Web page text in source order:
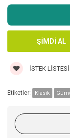
İSTEK
Etiketler: Klasik